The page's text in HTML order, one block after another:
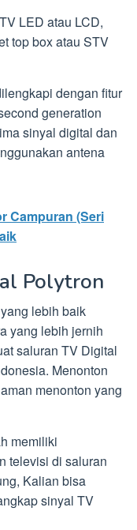
LED atau LCD,
top box atau STV
dengan fitur
generation
sinyal digital dan
antena
Campuran (Seri
Polytron
lebih baik
yang lebih jernih
saluran TV Digital
Menonton
menonton yang
memiliki
televisi di saluran
Kalian bisa
sinyal TV